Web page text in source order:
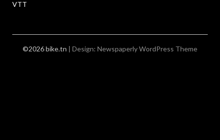
VTT
©2026 bike.tn | Design: Newspaperly WordPress Theme